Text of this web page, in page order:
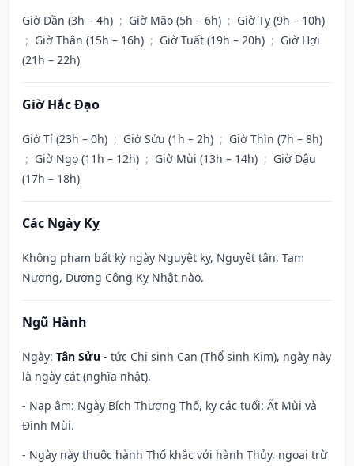
Giờ Dần (3h – 4h) ; Giờ Mão (5h – 6h) ; Giờ Tỵ (9h – 10h)
; Giờ Thân (15h – 16h) ; Giờ Tuất (19h – 20h) ; Giờ Hợi
(21h – 22h)
Giờ Hắc Đạo
Giờ Tí (23h – 0h) ; Giờ Sửu (1h – 2h) ; Giờ Thìn (7h – 8h)
; Giờ Ngọ (11h – 12h) ; Giờ Mùi (13h – 14h) ; Giờ Dậu
(17h – 18h)
Các Ngày Kỵ
Không phạm bất kỳ ngày Nguyệt kỵ, Nguyệt tận, Tam
Nương, Dương Công Kỵ Nhật nào.
Ngũ Hành
Ngày: Tân Sửu - tức Chi sinh Can (Thổ sinh Kim), ngày này
là ngày cát (nghĩa nhật).
- Nạp âm: Ngày Bích Thượng Thổ, kỵ các tuổi: Ất Mùi và
Đinh Mùi.
- Ngày này thuộc hành Thổ khắc với hành Thủy, ngoại trừ